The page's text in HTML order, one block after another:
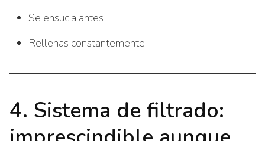
Se ensucia antes
Rellenas constantemente
4. Sistema de filtrado: